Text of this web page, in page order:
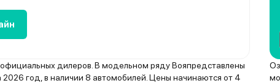
официальных дилеров. В модельном ряду Вояпредставлены
год, в наличии 8 автомобилей. Цены начинаются от 4